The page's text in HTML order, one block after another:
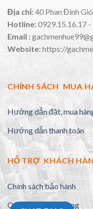
Địa chỉ:40 Phan Đình
Hotline:0929.15.16.17
Email :
Website:https://
CHÍNH SÁCH MUA
Hướng dẫn đặt, mua
Hướng dẫn thanh toán
HỖ TRỢ KHÁCH
Chính sách bảo hành
Quy định đổi trả hàng